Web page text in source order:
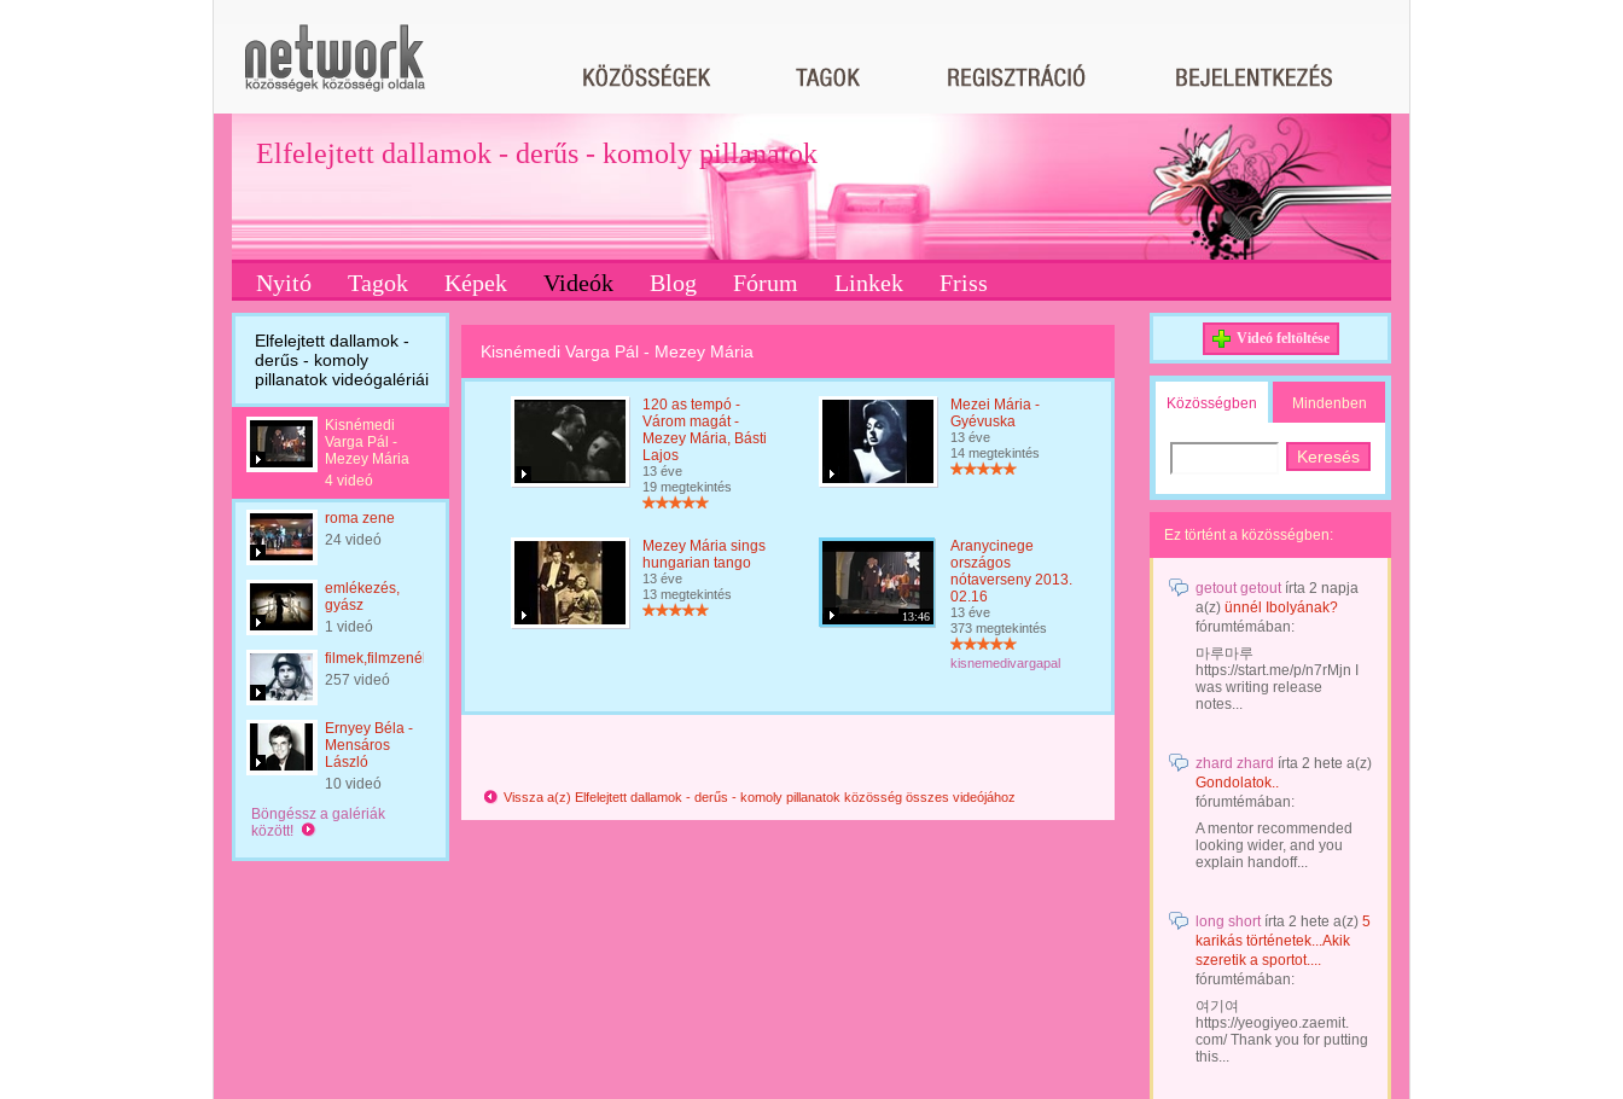
Elfelejtett dallamok - derűs - komoly pillanatok
Nyitó Tagok Képek Videók Blog Fórum Linkek Friss
Elfelejtett dallamok -
derűs - komoly
pillanatok videógalériái
Kisnémedi
Varga Pál -
Mezey Mária
4 videó
roma zene
24 videó
emlékezés,
gyász
1 videó
filmek,filmzenék
257 videó
Ernyey Béla -
Mensáros
László
10 videó
Böngéssz a galériák
között!
Kisnémedi Varga Pál - Mezey Mária
120 as tempó -
Várom magát -
Mezey Mária, Básti
Lajos
13 éve
19 megtekintés
Mezei Mária -
Gyévuska
13 éve
14 megtekintés
Mezey Mária sings
hungarian tango
13 éve
13 megtekintés
13:46
Aranycinege
országos
nótaverseny 2013.
02.16
13 éve
373 megtekintés
kisnemedivargapal
Vissza a(z) Elfelejtett dallamok - derűs - komoly pillanatok közösség összes videójához
Videó feltöltése
Közösségben Mindenben
Ez történt a közösségben:
getout getoutírta 2 napja
a(z) ünnél Ibolyának?
fórumtémában:
마루마루
https://start.me/p/n7rMjn I
was writing release
notes...
zhard zhard írta 2 hete a(z)
Gondolatok..
fórumtémában:
A mentor recommended
looking wider, and you
explain handoff...
long shortírta 2 hete a(z) 5
karikás történetek...Akik
szeretik a sportot....
fórumtémában:
여기여
https://yeogiyeo.zaemit.
com/ Thank you for putting
this...